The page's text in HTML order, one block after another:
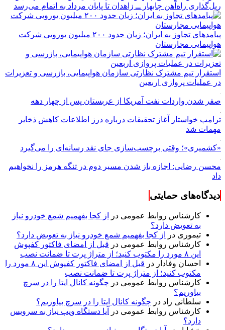
ریل‌گذاری راه‌آهن چابهار ــ زاهدان تا پایان مرداد به اتمام می‌رسد
پیامدهای تجاوز به ایران؛ زیان حدود ۲۰۰ میلیون یورویی شرکت
هواپیمایی مجارستان
استقرار تیم مشترک نظارتی سازمان هواپیمایی، بازرسی و تعزیرات
در عملیات پروازی اربعین
صفر شدن واردات نفت آمریکا از عربستان پس از چهار دهه
ترامپ خواستار آغاز تحقیقات درباره درز اطلاعات کاهش ذخایر
مهمات شد
«کشمیری»؛ وقتی برچسب‌سازی جای نقد رسانه‌ای را می‌گیرد
محسن رضایی: اجازه باز شدن مسیر دوم در تنگه هرمز را نخواهیم
داد
دیدگاه‌های حمایتی
کارشناس روابط عمومی در
از کجا بفهمیم شمع خودرو نیاز
به تعویض دارد؟
تیموری در
از کجا بفهمیم شمع خودرو نیاز به تعویض دارد؟
کارشناس روابط عمومی در قبل از امضای فاکتور کفپوش
این ۸ مورد را مکتوب کنید؛ از متراژ پرت تا ضمانت نصب
احسان وفادار در
قبل از امضای فاکتور کفپوش این ۸ مورد را
مکتوب کنید؛ از متراژ پرت تا ضمانت نصب
کارشناس روابط عمومی در چگونه کانال ایتا را در سرچ
بیاوریم؟
سلطانی راد در چگونه کانال ایتا را در سرچ بیاوریم؟
کارشناس روابط عمومی در
آیا دستگاه ویپ نیاز به سرویس
دارد؟